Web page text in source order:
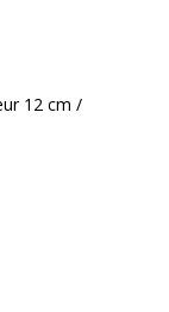
12 cm /